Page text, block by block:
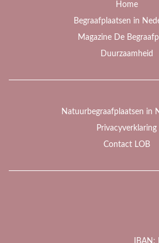
Home
Begraafplaatsen in
Magazine De
Duurzaamheid
Natuurbegraafplaatsen in
Privacyverklaring
Contact LOB